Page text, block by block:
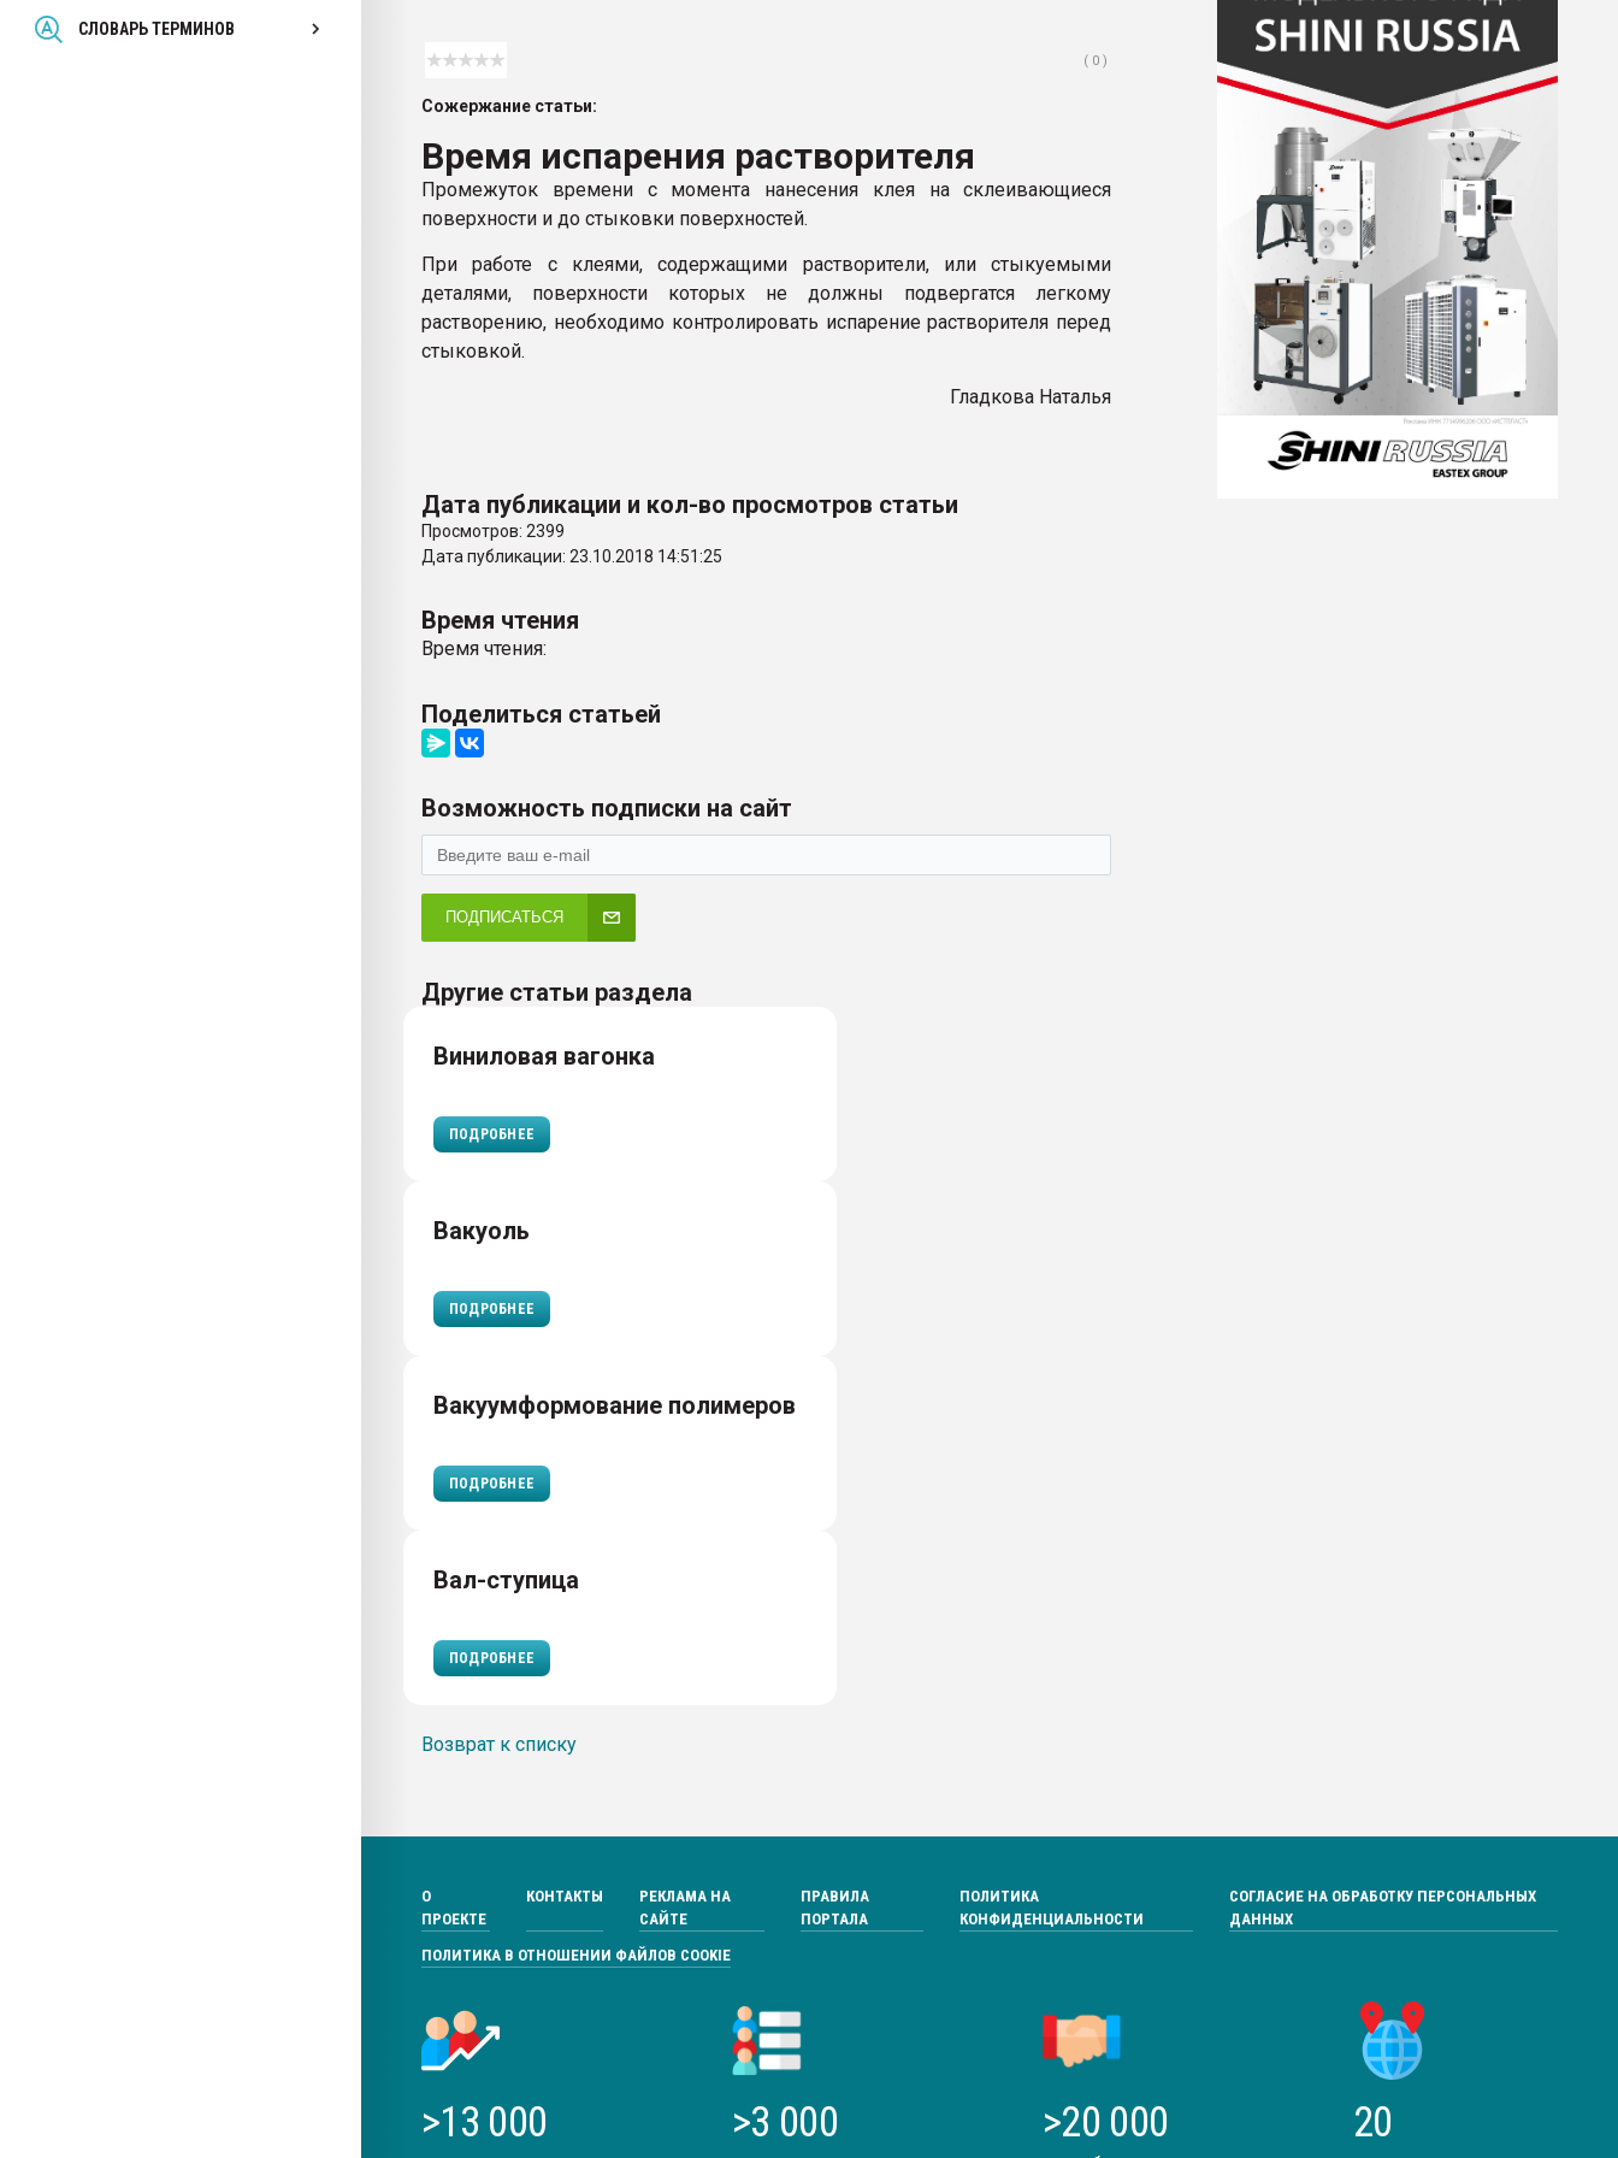
СЛОВАРЬ ТЕРМИНОВ
ПЕРЕЙТИ НА ФОРУМ
( 0 )
Сожержание статьи:
Время испарения растворителя
Промежуток времени с момента нанесения клея на склеивающиеся
поверхности и до стыковки поверхностей.
При работе с клеями, содержащими растворители, или стыкуемыми
деталями, поверхности которых не должны подвергатся легкому
растворению, необходимо контролировать испарение растворителя перед
стыковкой.
Гладкова Наталья
Дата публикации и кол-во просмотров статьи
Просмотров: 2399
Дата публикации: 23.10.2018 14:51:25
Время чтения
Время чтения:
Поделиться статьей
Возможность подписки на сайт
ПОДПИСАТЬСЯ
Другие статьи раздела
Виниловая вагонка
ПОДРОБНЕЕ
Вакуоль
ПОДРОБНЕЕ
Вакуумформование полимеров
ПОДРОБНЕЕ
Вал-ступица
ПОДРОБНЕЕ
Возврат к списку
О
ПРОЕКТЕ
КОНТАКТЫ
РЕКЛАМА НА
САЙТЕ
ПРАВИЛА
ПОРТАЛА
ПОЛИТИКА
КОНФИДЕНЦИАЛЬНОСТИ
СОГЛАСИЕ НА ОБРАБОТКУ ПЕРСОНАЛЬНЫХ
ДАННЫХ
ПОЛИТИКА В ОТНОШЕНИИ ФАЙЛОВ COOKIE
>13 000 >3 000 >20 000 20